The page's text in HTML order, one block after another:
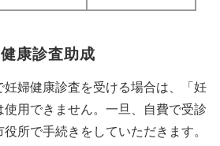
康診査助成
妊婦健康診査を受ける場合は、「妊
用できません。一旦、
自費で受診
役所で手続きをしていただきます。